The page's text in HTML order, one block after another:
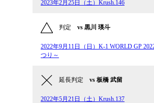
2023年2月25日（土）Krush.146
判定 vs 黒川 瑛斗
2022年9月11日（日）K-1 WORLD GP
つり～
延長判定 vs 板橋 武留
2022年5月21日（土）Krush.137